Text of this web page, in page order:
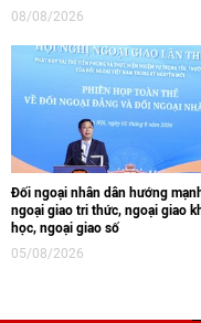
08/08/2026
Đối ngoại nhân dân hướng
ngoại giao tri thức, ngoại giao
học, ngoại giao số
05/08/2026